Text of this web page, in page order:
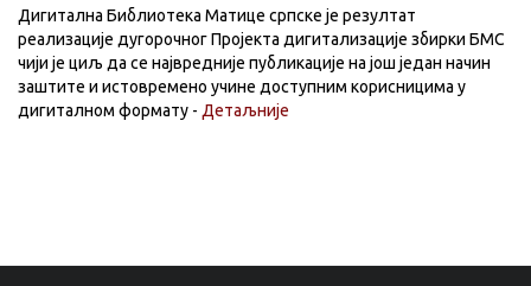
Дигитална Библиотека Матице српске је резултат
реализације дугорочног Пројекта дигитализације збирки БМС
чији је циљ да се највредније публикације на још један начин
заштите и истовремено учине доступним корисницима у
дигиталном формату - Детаљније